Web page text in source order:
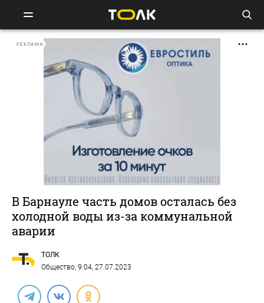
РЕКЛАМА
В Барнауле часть домов осталась без
холодной воды из-за коммунальной
аварии
ТОЛК
Общество, 9:04, 27.07.2023